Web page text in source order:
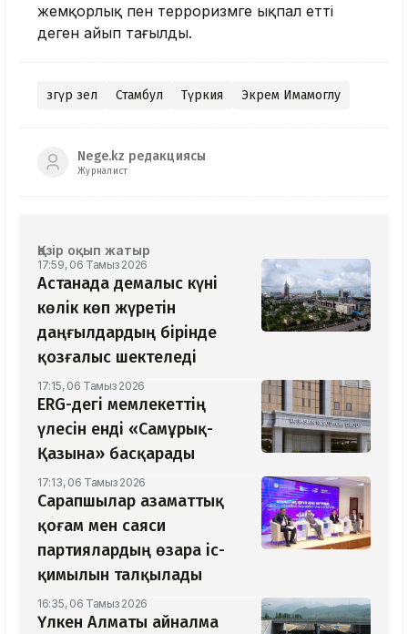
жемқорлық пен терроризмге ықпал етті
деген айып тағылды.
Өзгүр Өзел Стамбул Түркия Экрем Имамоглу
Nege.kz редакциясы
Журналист
Қазір оқып жатыр
17:59, 06 Тамыз 2026
Астанада демалыс күні
көлік көп жүретін
даңғылдардың бірінде
қозғалыс шектеледі
17:15, 06 Тамыз 2026
ERG-дегі мемлекеттің
үлесін енді «Самұрық-
Қазына» басқарады
17:13, 06 Тамыз 2026
Сарапшылар азаматтық
қоғам мен саяси
партиялардың өзара іс-
қимылын талқылады
16:35, 06 Тамыз 2026
Үлкен Алматы айналма